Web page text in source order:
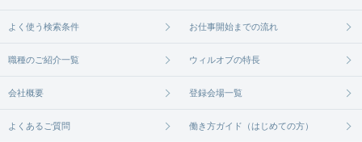
よく使う検索条件 お仕事開始までの流れ
職種のご紹介一覧 ウィルオブの特長
会社概要 登録会場一覧
よくあるご質問 働き方ガイド（はじめての方）